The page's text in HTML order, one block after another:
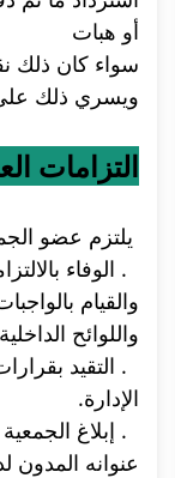
أو هبات
سواء كان ذلك
ويسري ذلك على
يلتزم عضو
1. الوفاء
والقيام
واللوائح
2. التقيد
الإدارة.
3. إبلاغ
عنوانه المدون